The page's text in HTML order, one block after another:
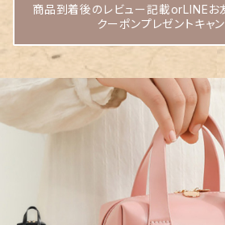
商品到着後のレビュー記載orLINE
クーポンプレゼントキャン